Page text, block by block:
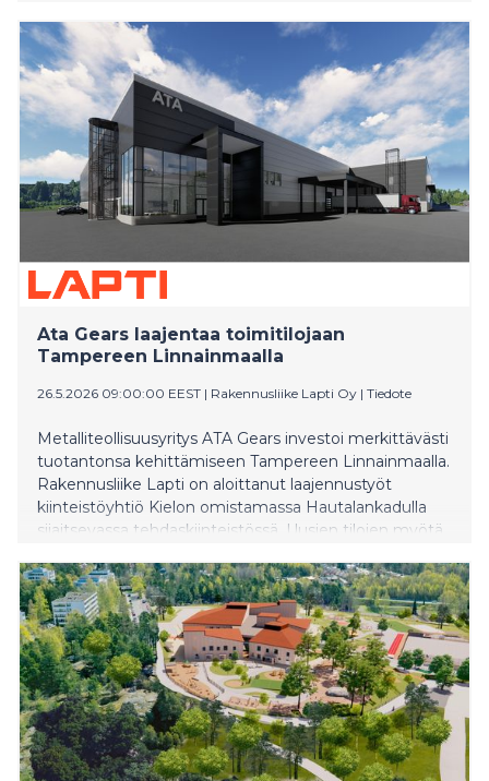
nelikerroksinen uudisrakennus tuo alueelle 146 uutta
asukaspaikkaa ja vastaa kasvavaan ikääntyneiden
asumis- ja hoivapalvelujen tarpeeseen.
Ata Gears laajentaa toimitilojaan
Tampereen Linnainmaalla
26.5.2026 09:00:00 EEST | Rakennusliike Lapti Oy | Tiedote
Metalliteollisuusyritys ATA Gears investoi merkittävästi
tuotantonsa kehittämiseen Tampereen Linnainmaalla.
Rakennusliike Lapti on aloittanut laajennustyöt
kiinteistöyhtiö Kielon omistamassa Hautalankadulla
sijaitsevassa tehdaskiinteistössä. Uusien tilojen myötä
sijaitsevan pääkonttorinsa Linnainmaalle alkuvuodesta
2027 alkaen.